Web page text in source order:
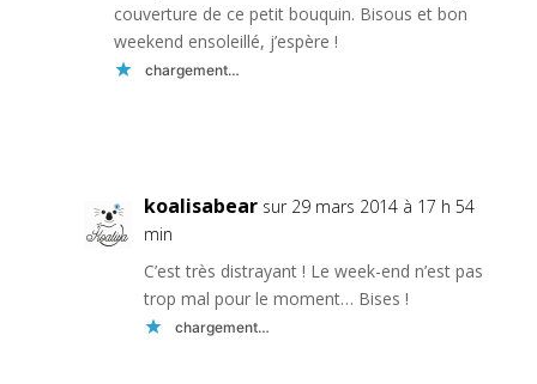
couverture de ce petit bouquin. Bisous et bon
weekend ensoleillé, j’espère !
chargement…
koalisabear sur 29 mars 2014 à 17 h 54
min
C’est très distrayant ! Le week-end n’est pas
trop mal pour le moment… Bises !
chargement…